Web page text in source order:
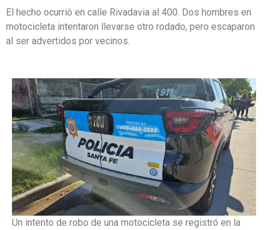
El hecho ocurrió en calle Rivadavia al 400. Dos hombres en
motocicleta intentaron llevarse otro rodado, pero escaparon
al ser advertidos por vecinos.
Un intento de robo de una motocicleta se registró en la